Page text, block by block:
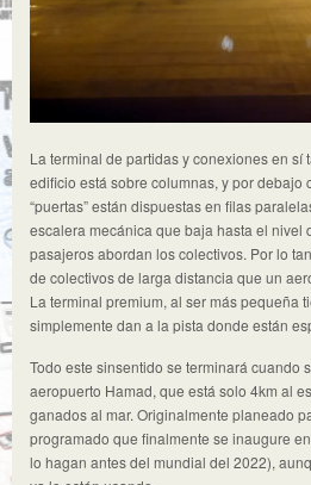
La terminal de partidas y conexiones en sí
edificio está sobre columnas, y por debajo
“puertas” están dispuestas en filas
escalera mecánica que baja hasta el nivel
pasajeros abordan los colectivos. Por lo
de colectivos de larga distancia que un
La terminal premium, al ser más pequeña
simplemente dan a la pista donde están
Todo este sinsentido se terminará cuando
aeropuerto Hamad, que está solo 4km al
ganados al mar. Originalmente planeado
programado que finalmente se inaugure
lo hagan antes del mundial del 2022),